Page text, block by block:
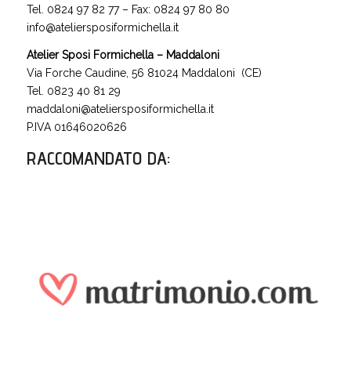
Tel. 0824 97 82 77 – Fax: 0824 97 80 80
info@ateliersposiformichella.it
Atelier Sposi Formichella – Maddaloni
Via Forche Caudine, 56 81024 Maddaloni (CE)
Tel. 0823 40 81 29
maddaloni@ateliersposiformichella.it
P.IVA 01646020626
RACCOMANDATO DA: